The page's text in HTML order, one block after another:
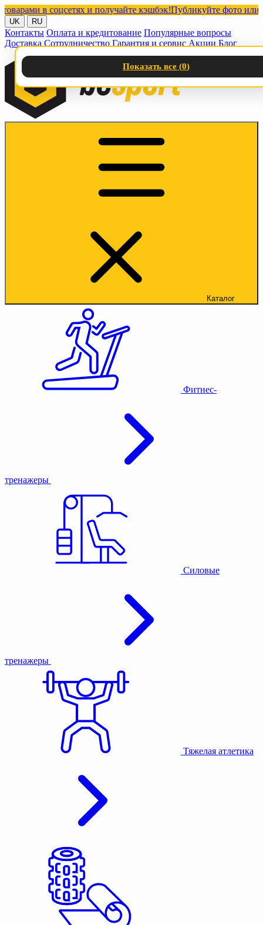
в соцсетях и получайте кэшбэк!Публикуйте фото или
UK RU
Контакты Оплата и кредитование Популярные вопросы
Доставка Сотрудничество Гарантия и сервис Акции Блог
Каталог
Фитнес-
тренажеры
Силовые
тренажеры
Тяжелая атлетика
Показать все (0)